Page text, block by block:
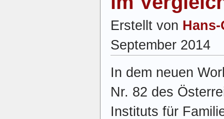
Erstellt von
September 2014
In dem neuen
Nr. 82 des
Instituts für